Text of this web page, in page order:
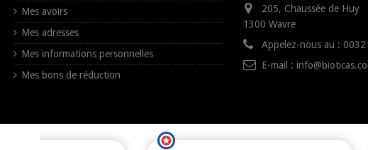
Mes avoirs
Mes adresses
Mes informations personnelles
Mes bons de réduction
205, Chaussée de Huy
1300 Wavre
Appelez-nous au : 0032
E-mail :